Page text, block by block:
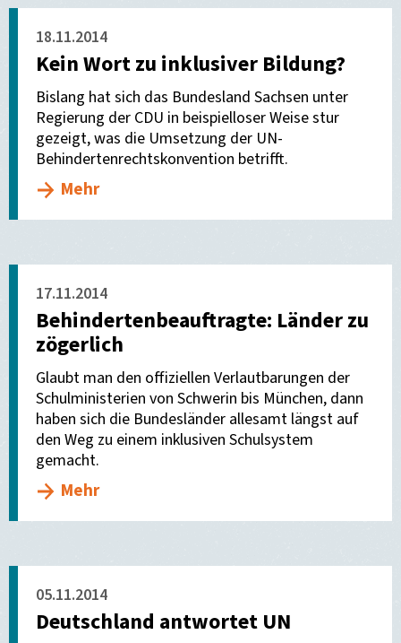
18.11.2014
Kein Wort zu inklusiver Bildung?
Bislang hat sich das Bundesland Sachsen unter
Regierung der CDU in beispielloser Weise stur
gezeigt, was die Umsetzung der UN-
Behindertenrechtskonvention betrifft.
Mehr
17.11.2014
Behindertenbeauftragte: Länder zu
zögerlich
Glaubt man den offiziellen Verlautbarungen der
Schulministerien von Schwerin bis München, dann
haben sich die Bundesländer allesamt längst auf
den Weg zu einem inklusiven Schulsystem
gemacht.
Mehr
05.11.2014
Deutschland antwortet UN